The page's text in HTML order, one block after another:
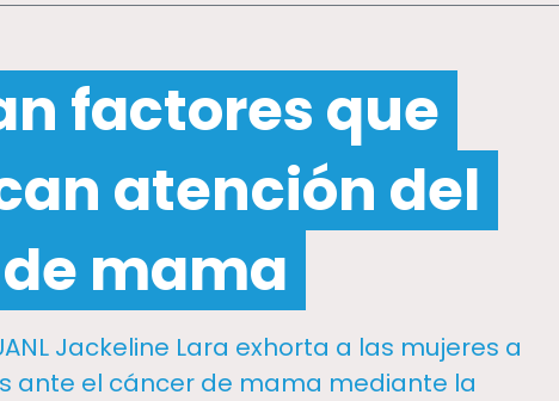
factores que
atención del
mama
Jackeline Lara exhorta a las mujeres a
ante el cáncer de mama mediante la